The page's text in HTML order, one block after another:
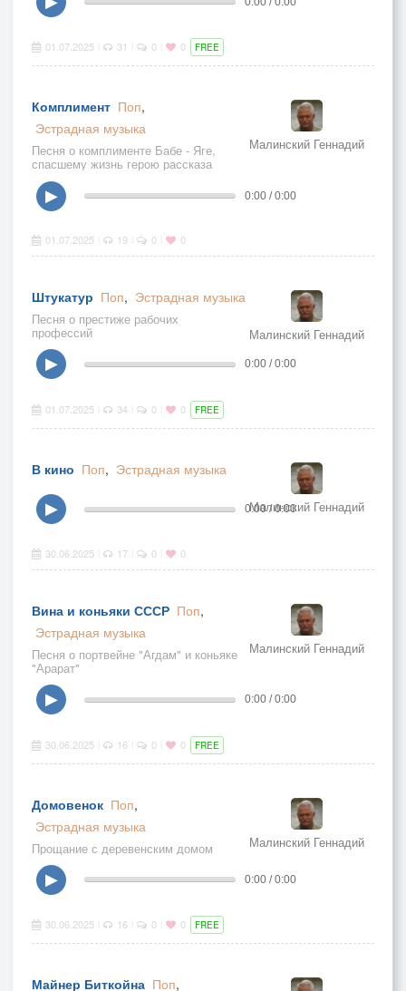
01.07.2025 31 0 0 FREE
Комплимент Поп,
Эстрадная музыка
Песня о комплименте Бабе - Яге,
спасшему жизнь герою рассказа
Малинский Геннадий
▶ 0:00 / 0:00
01.07.2025 19 0 0
Штукатур Поп, Эстрадная музыка
Песня о престиже рабочих
профессий Малинский Геннадий
▶ 0:00 / 0:00
01.07.2025 34 0 0 FREE
В кино Поп, Эстрадная музыка
Малинский Геннадий
▶ 0:00 / 0:00
30.06.2025 17 0 0
Вина и коньяки СССР Поп,
Эстрадная музыка
Песня о портвейне "Агдам" и коньяке
"Арарат"
Малинский Геннадий
▶ 0:00 / 0:00
30.06.2025 16 0 0 FREE
Домовенок Поп,
Эстрадная музыка
Прощание с деревенским домом Малинский Геннадий
▶ 0:00 / 0:00
30.06.2025 16 0 0 FREE
Майнер Биткойна Поп,